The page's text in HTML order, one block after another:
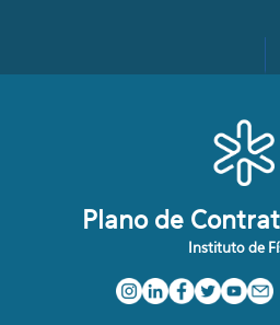
Formulário
Plano de
Instituto de